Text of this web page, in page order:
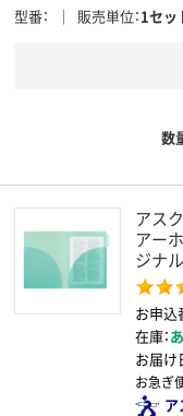
型番 販売単位 1セッ
数
アス
アー
ジナル
お申込
在庫：
お届け
お急ぎ
ア